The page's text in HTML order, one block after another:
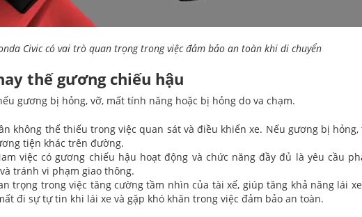
Civic có vai trò quan trọng trong việc đảm bảo an toàn khi di chuyển
thế gương chiếu hậu
gương bị hỏng, vỡ, mất tính năng hoặc bị hỏng do va chạm.
không thể thiếu trong việc quan sát và điều khiển xe. Nếu gương bị
tiện khác trên đường.
việc có gương chiếu hậu hoạt động và chức năng đầy đủ là yêu cầu
tránh vi phạm giao thông.
trọng trong việc tăng cường tầm nhìn của tài xế, giúp tăng khả năng lái
đi sự tự tin khi lái xe và gặp khó khăn trong việc đảm bảo an toàn.